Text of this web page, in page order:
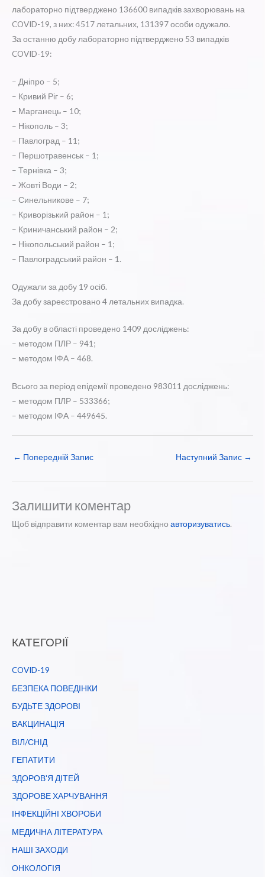
лабораторно підтверджено 136600 випадків захворювань на
COVID-19, з них: 4517 летальних, 131397 особи одужало.
За останню добу лабораторно підтверджено 53 випадків
COVID-19:
– Дніпро – 5;
– Кривий Ріг – 6;
– Марганець – 10;
– Нікополь – 3;
– Павлоград – 11;
– Першотравенськ – 1;
– Тернівка – 3;
– Жовті Води – 2;
– Синельникове – 7;
– Криворізький район – 1;
– Криничанський район – 2;
– Нікопольський район – 1;
– Павлоградський район – 1.
Одужали за добу 19 осіб.
За добу зареєстровано 4 летальних випадка.
За добу в області проведено 1409 досліджень:
– методом ПЛР – 941;
– методом ІФА – 468.
Всього за період епідемії проведено 983011 досліджень:
– методом ПЛР – 533366;
– методом ІФА – 449645.
← Попередній Запис Наступний Запис →
Залишити коментар
Щоб відправити коментар вам необхідно авторизуватись.
КАТЕГОРІЇ
COVID-19
БЕЗПЕКА ПОВЕДІНКИ
БУДЬТЕ ЗДОРОВІ
ВАКЦИНАЦІЯ
ВІЛ/СНІД
ГЕПАТИТИ
ЗДОРОВ'Я ДІТЕЙ
ЗДОРОВЕ ХАРЧУВАННЯ
ІНФЕКЦІЙНІ ХВОРОБИ
МЕДИЧНА ЛІТЕРАТУРА
НАШІ ЗАХОДИ
ОНКОЛОГІЯ